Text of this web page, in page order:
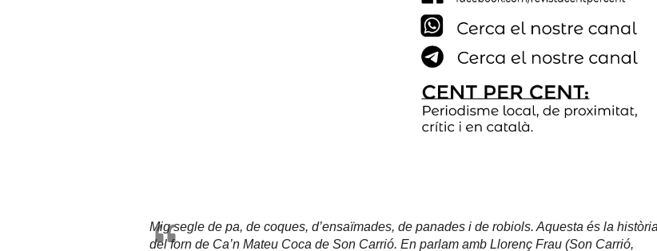
Mig segle de pa, de coques, d’ensaïmades, de panades i de robiols. Aquesta és la història
del forn de Ca’n Mateu Coca de Son Carrió. En parlam amb Llorenç Frau (Son Carrió,